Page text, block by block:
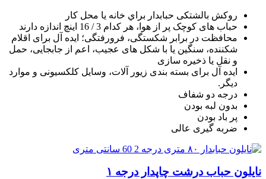
روکش بالشتکی حبابدار براي خانه يا محل کار
حباب های کوچک پر از هوا، هر کدام 3 / 16 اينچ اندازه دارند
محافظت در برابر شکستگی، فرورفتگی؛ ايده آل برای اقلام
شکننده، سنگين يا با شکل های عجيب، اعم از جابجايی، حمل
و نقل يا ذخيره سازی
ایده آل برای بسته بندی زیور آلات، وسایل کلکسیونی و موارد
دیگر.
درجه دو شفاف
بدون لبه بودن
پر باد بودن
ضربه گیری عالی
نایلون حباب درشت چاپدار درجه ۱